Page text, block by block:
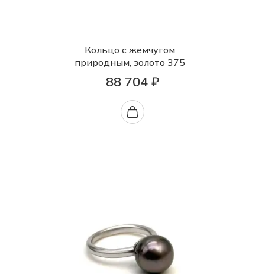
Кольцо с жемчугом
природным, золото 375
88 704 ₽